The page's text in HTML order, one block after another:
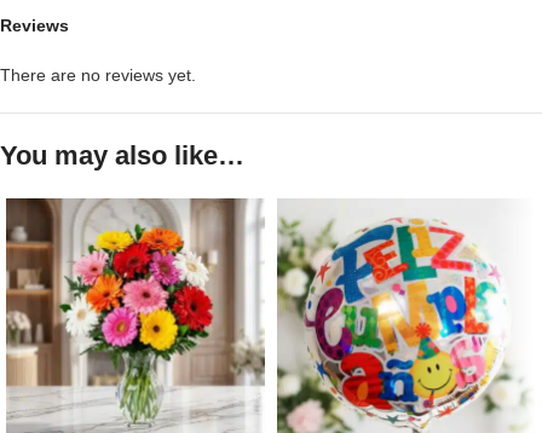
Reviews
There are no reviews yet.
You may also like…